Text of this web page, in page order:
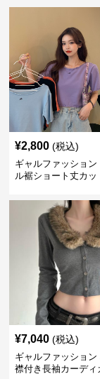
¥2,800 (税込)
ギャルファッション
ル裾ショート丈カッ
¥7,040 (税込)
ギャルファッション
襟付き長袖カーディ